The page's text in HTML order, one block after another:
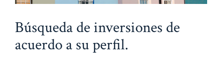
Búsqueda de inversiones de
acuerdo a su perfil.